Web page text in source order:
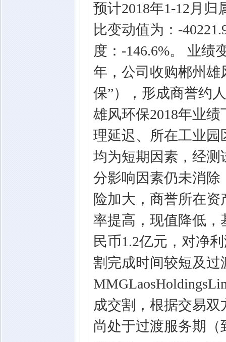
预计2018年1-12月
比变动值为：-
度：-146.6%。 业绩
年，公司收购郴州雄
保”），形成商誉约
雄风环保2018年业
理延迟、所在工业
均为短期因素，经
分影响因素仍未消
险加大，商誉所在
率提高，现值降低
民币1.2亿元，对净
割完成时间较短及过
成交割，根据交易
尚处于过渡服务期（